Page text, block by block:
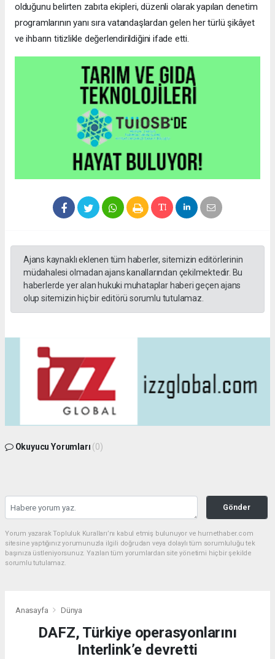
olduğunu belirten zabıta ekipleri, düzenli olarak yapılan denetim
programlarının yanı sıra vatandaşlardan gelen her türlü şikâyet
ve ihbarın titizlikle değerlendirildiğini ifade etti.
Ajans kaynaklı eklenen tüm haberler, sitemizin editörlerinin
müdahalesi olmadan ajans kanallarından çekilmektedir. Bu
haberlerde yer alan hukuki muhataplar haberi geçen ajans
olup sitemizin hiç bir editörü sorumlu tutulamaz.
Okuyucu Yorumları (0)
Gönder
Yorum yazarak Topluluk Kuralları’nı kabul etmiş bulunuyor ve hurnethaber.com
sitesine yaptığınız yorumunuzla ilgili doğrudan veya dolaylı tüm sorumluluğu tek
başınıza üstleniyorsunuz. Yazılan tüm yorumlardan site yönetimi hiçbir şekilde
sorumlu tutulamaz.
Anasayfa Dünya
DAFZ, Türkiye operasyonlarını
Interlink’e devretti